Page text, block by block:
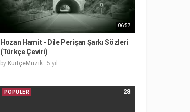
06:57
Hozan Hamit - Dile Perişan Şarkı Sözleri
(Türkçe Çeviri)
by KürtçeMüzik 5 yıl
28
POPÜLER